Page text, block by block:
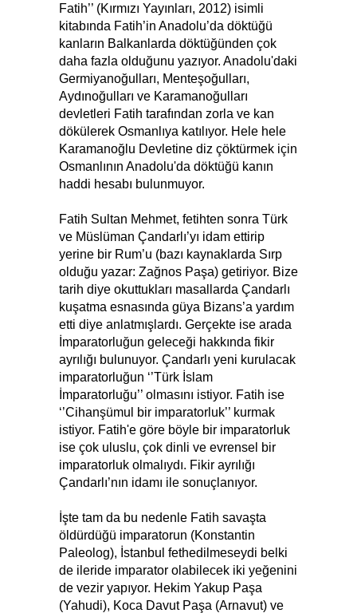
Fatih’’ (Kırmızı Yayınları, 2012) isimli
kitabında Fatih’in Anadolu’da döktüğü
kanların Balkanlarda döktüğünden çok
daha fazla olduğunu yazıyor. Anadolu'daki
Germiyanoğulları, Menteşoğulları,
Aydınoğulları ve Karamanoğulları
devletleri Fatih tarafından zorla ve kan
dökülerek Osmanlıya katılıyor. Hele hele
Karamanoğlu Devletine diz çöktürmek için
Osmanlının Anadolu'da döktüğü kanın
haddi hesabı bulunmuyor.
Fatih Sultan Mehmet, fetihten sonra Türk
ve Müslüman Çandarlı’yı idam ettirip
yerine bir Rum’u (bazı kaynaklarda Sırp
olduğu yazar: Zağnos Paşa) getiriyor. Bize
tarih diye okuttukları masallarda Çandarlı
kuşatma esnasında güya Bizans’a yardım
etti diye anlatmışlardı. Gerçekte ise arada
İmparatorluğun geleceği hakkında fikir
ayrılığı bulunuyor. Çandarlı yeni kurulacak
imparatorluğun ‘’Türk İslam
İmparatorluğu’’ olmasını istiyor. Fatih ise
‘’Cihanşümul bir imparatorluk’’ kurmak
istiyor. Fatih'e göre böyle bir imparatorluk
ise çok uluslu, çok dinli ve evrensel bir
imparatorluk olmalıydı. Fikir ayrılığı
Çandarlı’nın idamı ile sonuçlanıyor.
İşte tam da bu nedenle Fatih savaşta
öldürdüğü imparatorun (Konstantin
Paleolog), İstanbul fethedilmeseydi belki
de ileride imparator olabilecek iki yeğenini
de vezir yapıyor. Hekim Yakup Paşa
(Yahudi), Koca Davut Paşa (Arnavut) ve